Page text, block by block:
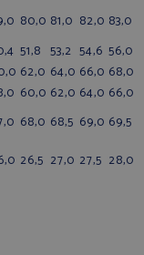
80,0 81,0 82,0 83,0
51,8 53,2 54,6 56,0
62,0 64,0 66,0 68,0
60,0 62,0 64,0 66,0
68,0 68,5 69,0 69,5
26,5 27,0 27,5 28,0